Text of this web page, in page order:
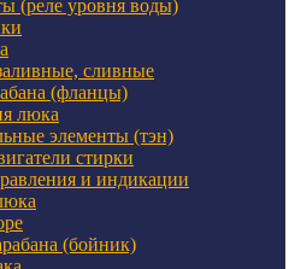
(реле уровня воды)
сливные
(фланцы)
люка
элементы (тэн)
стирки
и индикации
(бойник)